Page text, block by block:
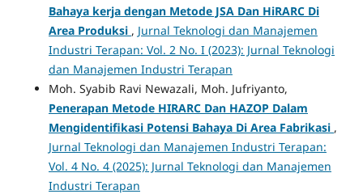
Bahaya kerja dengan Metode JSA Dan HiRARC Di
Area Produksi , Jurnal Teknologi dan Manajemen
Industri Terapan: Vol. 2 No. I (2023): Jurnal Teknologi
dan Manajemen Industri Terapan
Moh. Syabib Ravi Newazali, Moh. Jufriyanto,
Penerapan Metode HIRARC Dan HAZOP Dalam
Mengidentifikasi Potensi Bahaya Di Area Fabrikasi ,
Jurnal Teknologi dan Manajemen Industri Terapan:
Vol. 4 No. 4 (2025): Jurnal Teknologi dan Manajemen
Industri Terapan